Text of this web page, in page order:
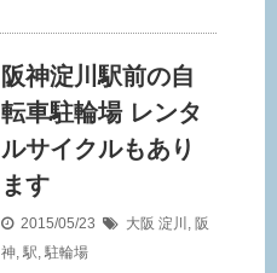
阪神淀川駅前の自
転車駐輪場 レンタ
ルサイクルもあり
ます
2015/05/23 大阪 淀川 , 阪
神, 駅, 駐輪場